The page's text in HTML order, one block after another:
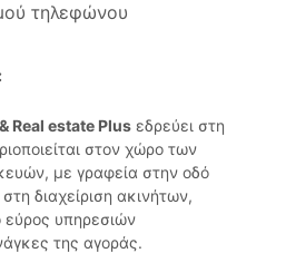
τηλεφώνου
Real estate Plus εδρεύει στη
στον χώρο των
με γραφεία στην οδό
διαχείριση ακινήτων,
υπηρεσιών
της αγοράς.